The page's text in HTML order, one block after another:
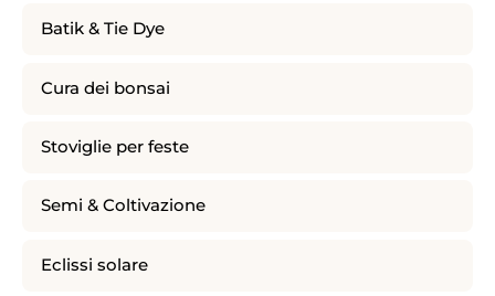
Batik & Tie Dye
Cura dei bonsai
Stoviglie per feste
Semi & Coltivazione
Eclissi solare